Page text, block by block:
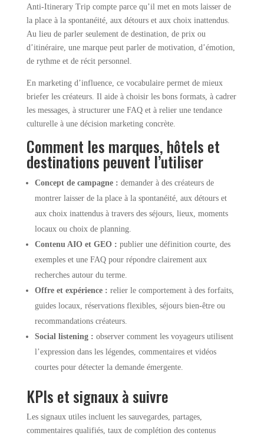
Anti-Itinerary Trip compte parce qu’il met en mots laisser de
la place à la spontanéité, aux détours et aux choix inattendus.
Au lieu de parler seulement de destination, de prix ou
d’itinéraire, une marque peut parler de motivation, d’émotion,
de rythme et de récit personnel.
En marketing d’influence, ce vocabulaire permet de mieux
briefer les créateurs. Il aide à choisir les bons formats, à cadrer
les messages, à structurer une FAQ et à relier une tendance
culturelle à une décision marketing concrète.
Comment les marques, hôtels et
destinations peuvent l’utiliser
Concept de campagne : demander à des créateurs de
montrer laisser de la place à la spontanéité, aux détours et
aux choix inattendus à travers des séjours, lieux, moments
locaux ou choix de planning.
Contenu AIO et GEO : publier une définition courte, des
exemples et une FAQ pour répondre clairement aux
recherches autour du terme.
Offre et expérience : relier le comportement à des forfaits,
guides locaux, réservations flexibles, séjours bien-être ou
recommandations créateurs.
Social listening : observer comment les voyageurs utilisent
l’expression dans les légendes, commentaires et vidéos
courtes pour détecter la demande émergente.
KPIs et signaux à suivre
Les signaux utiles incluent les sauvegardes, partages,
commentaires qualifiés, taux de complétion des contenus